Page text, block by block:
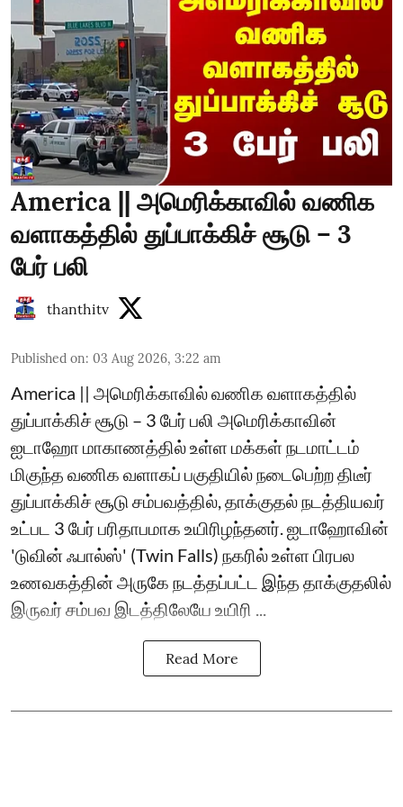
America || அமெரிக்காவில் வணிக
வளாகத்தில் துப்பாக்கிச் சூடு – 3
பேர் பலி
thanthitv
Published on: 03 Aug 2026, 3:22 am
America || அமெரிக்காவில் வணிக வளாகத்தில்
துப்பாக்கிச் சூடு – 3 பேர் பலி அமெரிக்காவின்
ஐடாஹோ மாகாணத்தில் உள்ள மக்கள் நடமாட்டம்
மிகுந்த வணிக வளாகப் பகுதியில் நடைபெற்ற திடீர்
துப்பாக்கிச் சூடு சம்பவத்தில், தாக்குதல் நடத்தியவர்
உட்பட 3 பேர் பரிதாபமாக உயிரிழந்தனர். ஐடாஹோவின்
'டுவின் ஃபால்ஸ்' (Twin Falls) நகரில் உள்ள பிரபல
உணவகத்தின் அருகே நடத்தப்பட்ட இந்த தாக்குதலில்
இருவர் சம்பவ இடத்திலேயே உயிரி ...
Read More